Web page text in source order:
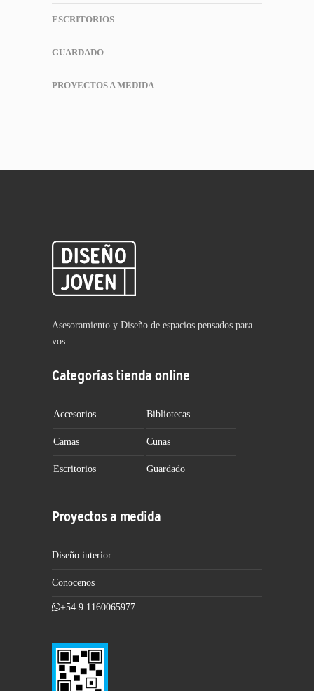
ESCRITORIOS
GUARDADO
PROYECTOS A MEDIDA
Asesoramiento y Diseño de espacios pensados para
vos.
Categorías tienda online
Accesorios Bibliotecas
Camas Cunas
Escritorios Guardado
Proyectos a medida
Diseño interior
Conocenos
+54 9 1160065977